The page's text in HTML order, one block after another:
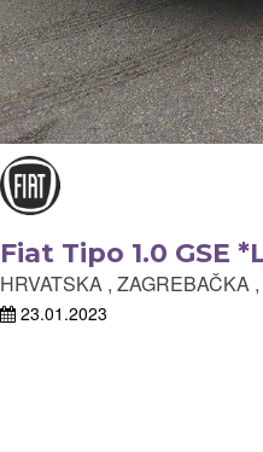
Fiat Tipo 1.0 GSE
HRVATSKA , ZAGREBAČKA
23.01.2023